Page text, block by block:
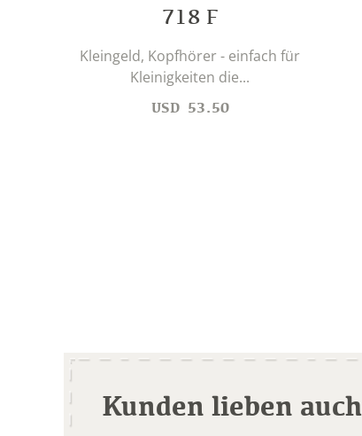
718 F
Kleingeld, Kopfhörer - einfach für
Kleinigkeiten die...
USD 53.50
Kunden lieben auch